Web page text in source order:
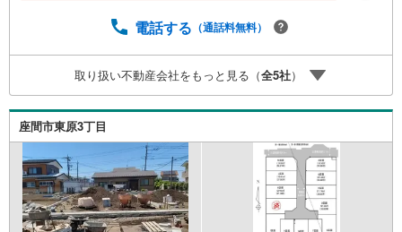
談○ライフプランのシミュレーション■住まいの広場TOWN
に合った物件をご紹介させて頂きます！ /他社様掲載物件も
併せてご紹介可能ですのでお気軽にお問い合わせ下さい♪
駐車場もございますので、お車でのお越しも大歓迎です！
電話する （通話料無料）
取り扱い不動産会社をもっと見る（全5社）
座間市東原3丁目